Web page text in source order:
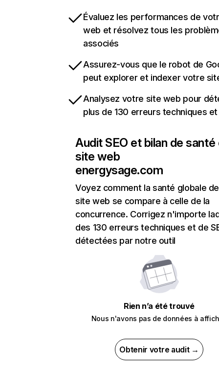
Évaluez les performances de
web et résolvez tous les
associés
Assurez-vous que le robot de
peut explorer et indexer votre
Analysez votre site web pour
plus de 130 erreurs techniques et
Audit SEO et bilan de santé
site web
energysage.com
Voyez comment la santé globale
site web se compare à celle de la
concurrence. Corrigez n'importe
des 130 erreurs techniques et de
détectées par notre outil
Rien n’a été trouvé
Nous n'avons pas de données à
Obtenir votre audit →